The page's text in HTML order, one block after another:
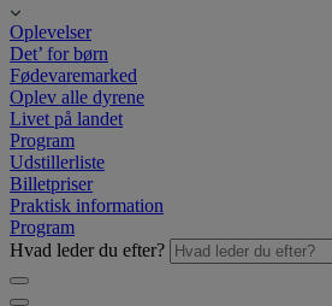
Oplevelser
Det’ for børn
Fødevaremarked
Oplev alle dyrene
Livet på landet
Program
Udstillerliste
Billetpriser
Praktisk information
Program
Hvad leder du efter?